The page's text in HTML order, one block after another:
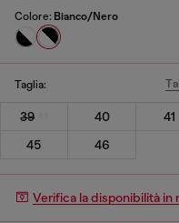
Colore: Bianco/Nero
Taglia:
39 40 41
45
46
Verifica la disponibilità in